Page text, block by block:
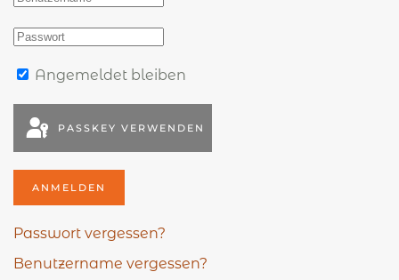
Angemeldet bleiben
PASSKEY VERWENDEN
ANMELDEN
Passwort vergessen?
Benutzername vergessen?